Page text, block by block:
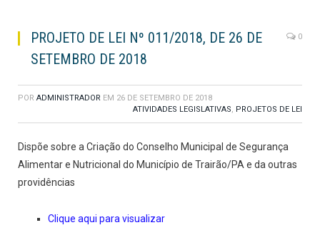
PROJETO DE LEI Nº 011/2018, DE 26 DE
SETEMBRO DE 2018
0
POR ADMINISTRADOR EM 26 DE SETEMBRO DE 2018
ATIVIDADES LEGISLATIVAS, PROJETOS DE LEI
Dispõe sobre a Criação do Conselho Municipal de Segurança
Alimentar e Nutricional do Município de Trairão/PA e da outras
providências
Clique aqui para visualizar